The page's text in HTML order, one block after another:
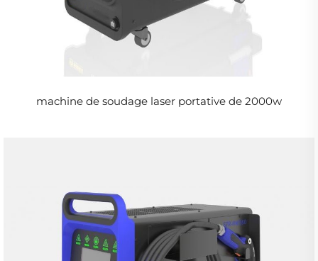
machine de soudage laser portative de 2000w